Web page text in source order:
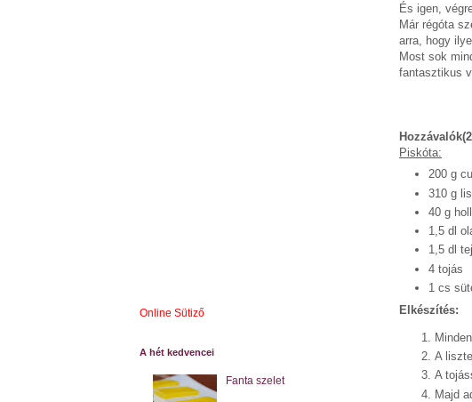
És igen,
Már régóta
arra, hogy
Most sok
fantasztikus
Piskóta:
200 g
310 g
40 g
1,5 dl
1,5 dl tej
4 tojás
1 cs
Elkészítés:
A
A
Majd
Online Sütiző
A hét kedvencei
Fanta szelet